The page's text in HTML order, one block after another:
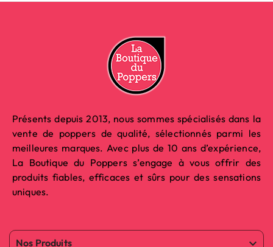
Présents depuis 2013, nous sommes spécialisés dans la
vente de poppers de qualité, sélectionnés parmi les
meilleures marques. Avec plus de 10 ans d’expérience,
La Boutique du Poppers s’engage à vous offrir des
produits fiables, efficaces et sûrs pour des sensations
uniques.
Nos Produits